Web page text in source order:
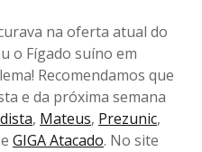
na oferta atual do
o Fígado suíno em
Recomendamos que
e da próxima semana
, Mateus, Prezunic,
e GIGA Atacado. No site